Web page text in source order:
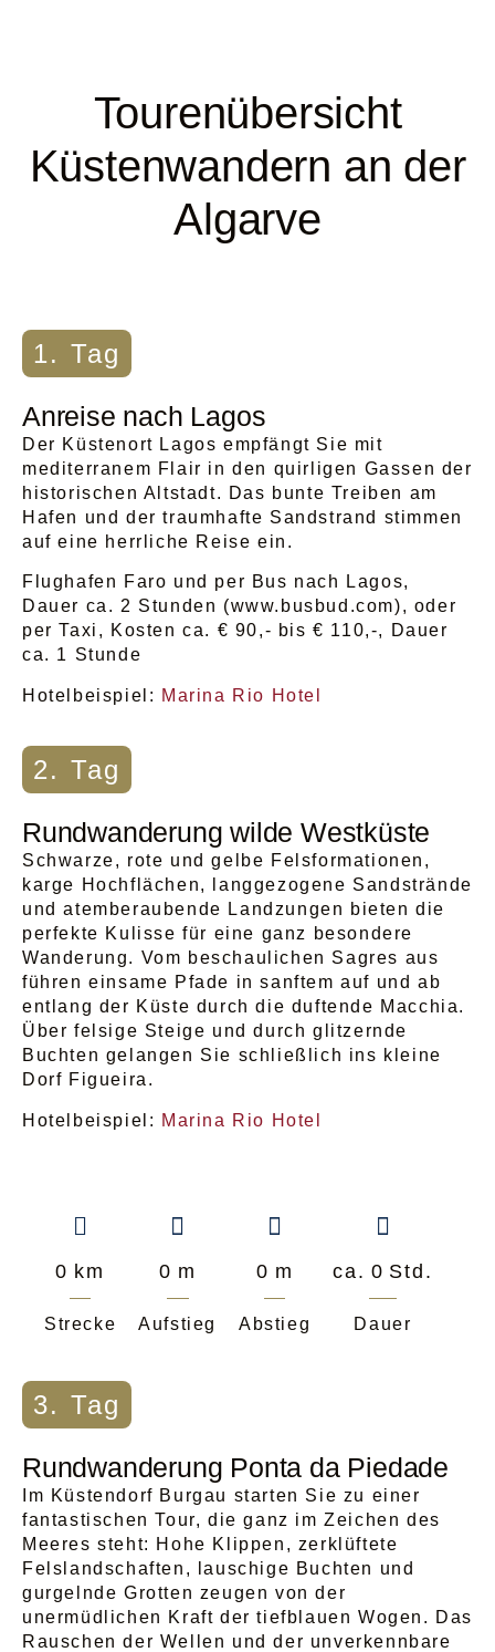
Tourenübersicht
Küstenwandern an der
Algarve
1. Tag
Anreise nach Lagos
Der Küstenort Lagos empfängt Sie mit
mediterranem Flair in den quirligen Gassen der
historischen Altstadt. Das bunte Treiben am
Hafen und der traumhafte Sandstrand stimmen
auf eine herrliche Reise ein.
Flughafen Faro und per Bus nach Lagos,
Dauer ca. 2 Stunden (www.busbud.com), oder
per Taxi, Kosten ca. € 90,- bis € 110,-, Dauer
ca. 1 Stunde
Hotelbeispiel: Marina Rio Hotel
2. Tag
Rundwanderung wilde Westküste
Schwarze, rote und gelbe Felsformationen,
karge Hochflächen, langgezogene Sandstrände
und atemberaubende Landzungen bieten die
perfekte Kulisse für eine ganz besondere
Wanderung. Vom beschaulichen Sagres aus
führen einsame Pfade in sanftem auf und ab
entlang der Küste durch die duftende Macchia.
Über felsige Steige und durch glitzernde
Buchten gelangen Sie schließlich ins kleine
Dorf Figueira.
Hotelbeispiel: Marina Rio Hotel
0 km
Strecke
0 m
Aufstieg
0 m
Abstieg
ca. 0 Std.
Dauer
3. Tag
Rundwanderung Ponta da Piedade
Im Küstendorf Burgau starten Sie zu einer
fantastischen Tour, die ganz im Zeichen des
Meeres steht: Hohe Klippen, zerklüftete
Felslandschaften, lauschige Buchten und
gurgelnde Grotten zeugen von der
unermüdlichen Kraft der tiefblauen Wogen. Das
Rauschen der Wellen und der unverkennbare